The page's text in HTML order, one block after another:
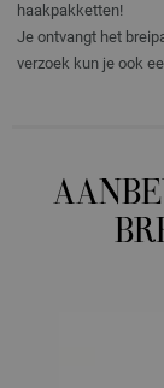
haakpakketten!
Je ontvangt het
verzoek kun je ook